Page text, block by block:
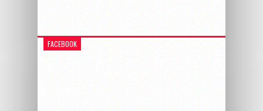
FACEBOOK